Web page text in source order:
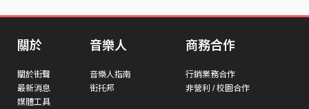
關於
關於街聲
最新消息
媒體工具
音樂人
音樂人指南
街托邦
商務合作
行銷業務合作
非營利 / 校園合作